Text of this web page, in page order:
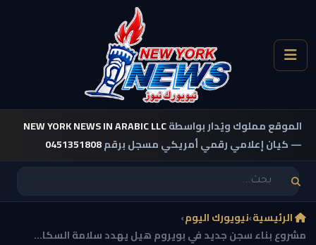
الموقع مملوك ويُدار بواسطةNEW YORK NEWS IN ARABIC LLC
— كيان إعلامي رقمي أمريكي مسجل برقم0451351808
الرئيسية›نيويورك اليوم›
مشروع بناء سجن جديد في بويروم هيل يهدد سلامة السكا...